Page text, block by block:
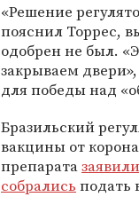
«Решение
пояснил Торрес,
одобрен не был.
закрываем
для победы над
Бразильский
вакцины от
препаратазаявили
собрались подать